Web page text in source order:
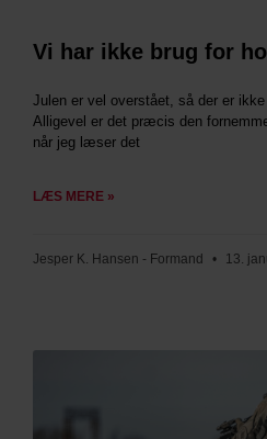
Vi har ikke brug for
Julen er vel overstået, så der er ikke
Alligevel er det præcis den
når jeg læser det
LÆS MERE »
Jesper K. Hansen - Formand 13.